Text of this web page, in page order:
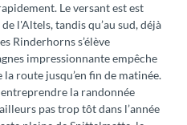
Le versant est est
l'Altels, tandis qu’au sud, déjà
Rinderhorns s’élève
impressionnante empêche
route jusqu’en fin de matinée.
la randonnée
pas trop tôt dans l’année